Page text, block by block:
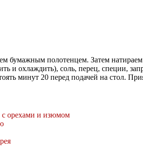
бумажным полотенцем. Затем
и охлаждить), соль, перец, специи,
минут 20 перед подачей на стол.
с орехами и изюмом